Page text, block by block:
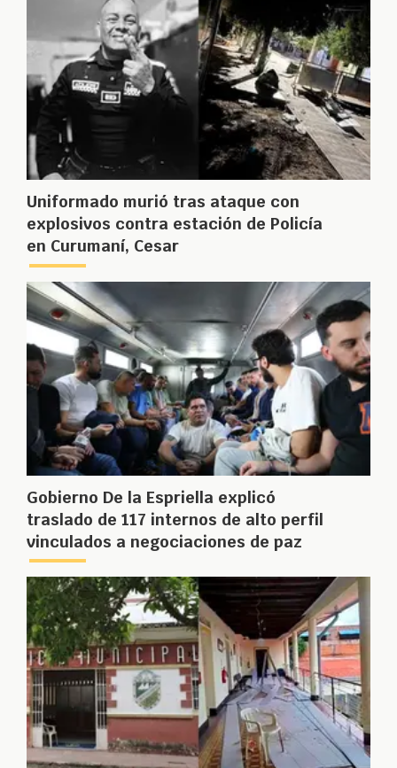
Uniformado murió tras ataque con
explosivos contra estación de Policía
en Curumaní, Cesar
Gobierno De la Espriella explicó
traslado de 117 internos de alto perfil
vinculados a negociaciones de paz